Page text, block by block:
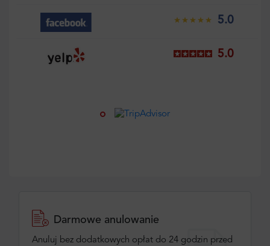
5.0
5.0
Darmowe anulowanie
Anuluj bez dodatkowych opłat do 24 godzin przed